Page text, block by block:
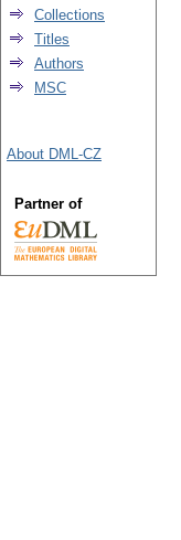
Collections
Titles
Authors
MSC
About DML-CZ
Partner of